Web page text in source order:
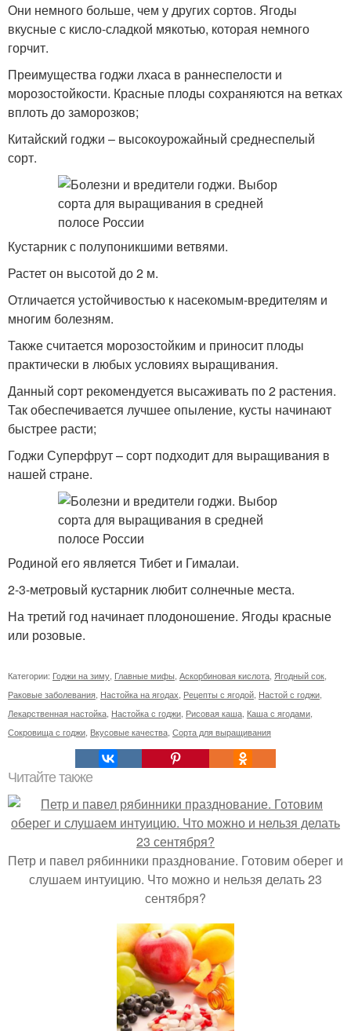
Они немного больше, чем у других сортов. Ягоды
вкусные с кисло-сладкой мякотью, которая немного
горчит.
Преимущества годжи лхаса в раннеспелости и
морозостойкости. Красные плоды сохраняются на ветках
вплоть до заморозков;
Китайский годжи – высокоурожайный среднеспелый
сорт.
Кустарник с полупоникшими ветвями.
Растет он высотой до 2 м.
Отличается устойчивостью к насекомым-вредителям и
многим болезням.
Также считается морозостойким и приносит плоды
практически в любых условиях выращивания.
Данный сорт рекомендуется высаживать по 2 растения.
Так обеспечивается лучшее опыление, кусты начинают
быстрее расти;
Годжи Суперфрут – сорт подходит для выращивания в
нашей стране.
Родиной его является Тибет и Гималаи.
2-3-метровый кустарник любит солнечные места.
На третий год начинает плодоношение. Ягоды красные
или розовые.
Категории: Годжи на зиму Главные мифы Аскорбиновая кислота Ягодный сок
Раковые заболевания Настойка на ягодах Рецепты с ягодой Настой с годжи
Лекарственная настойка Настойка с годжи Рисовая каша Каша с ягодами
Сокровища с годжи Вкусовые качества Сорта для выращивания
Читайте также
Петр и павел рябинники празднование. Готовим оберег и
слушаем интуицию. Что можно и нельзя делать 23
сентября?